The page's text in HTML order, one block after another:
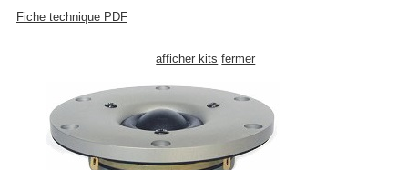
Fiche technique PDF
afficher kits fermer